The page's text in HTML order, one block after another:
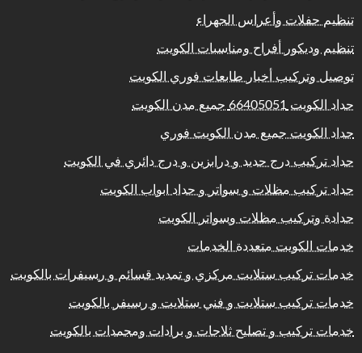
تنظيم حفلات وأعراس الجهراء
تنظيم وديكور أفراح ومناسبات الكويت
توصيل وتركيب أخبار طابعات فوري الكويت
حداد الكويت 66405051 جميع مدن الكويت
حداد الكويت جميع مدن الكويت فوري
حداد تركيب درج حديد و درابزين و درج دائري في الكويت
حداد تركيب مظلات و سواتر و حداد ابواب الكويت
حدادة وتركيب مظلات وسواتر الكويت
خدمات الكويت متعددة الخدمات
خدمات تركيب ستلايت مركزي و تمديد قسائم و رسيفرات بالكويت
خدمات تركيب ستلايت و فني ستلايت و رسيفر بالكويت
خدمات تركيب و تصليح ثلاجات و برادات ومجمدات بالكويت